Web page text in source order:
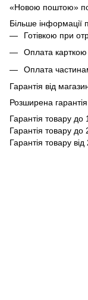
«Новою поштою» по
Більше інформації
Готівкою при
Оплата карткою
Оплата
Гарантія від
Розширена
Гарантія товару
Гарантія товару
Гарантія товару